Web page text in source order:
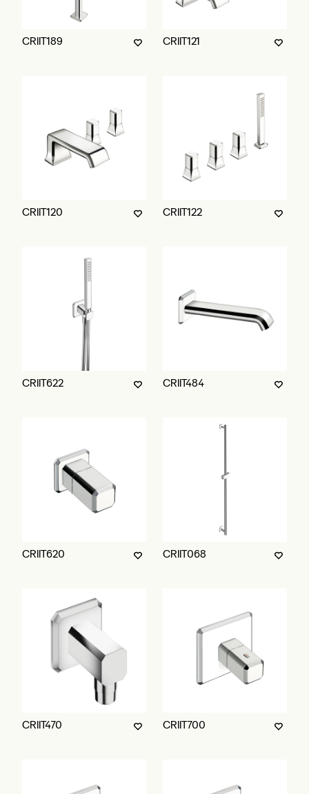
CRIIT189 CRIIT121
CRIIT120 CRIIT122
CRIIT622 CRIIT484
CRIIT620 CRIIT068
CRIIT470 CRIIT700